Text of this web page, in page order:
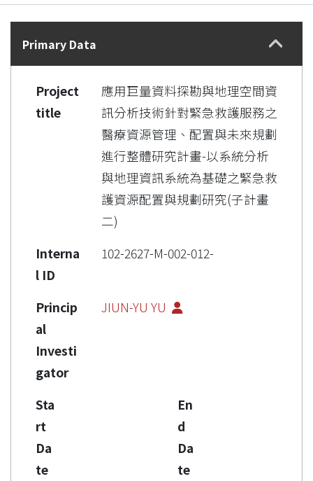
Details
Primary Data
Project
title
應用巨量資料探勘與地理空間資
訊分析技術針對緊急救護服務之
醫療資源管理、配置與未來規劃
進行整體研究計畫-以系統分析
與地理資訊系統為基礎之緊急救
護資源配置與規劃研究(子計畫
二)
Interna
l ID
102-2627-M-002-012-
Princip
al
Investi
gator
JIUN-YU YU
Sta
rt
Da
te
En
d
Da
te